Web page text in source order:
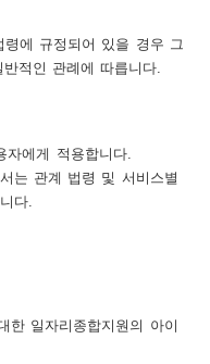
에 규정되어 있을 경우 그
적인 관례에 따릅니다.
에게 적용합니다.
는 관계 법령 및 서비스별
다.
한 일자리종합지원의 아이